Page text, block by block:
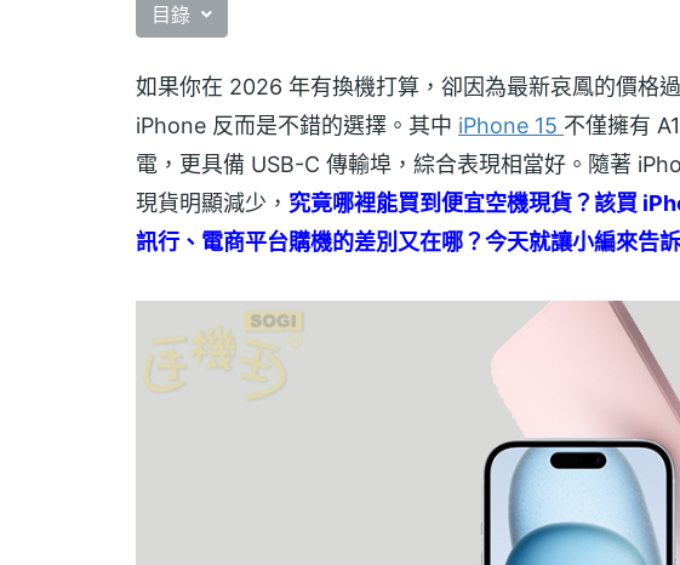
目錄
如果你在 2026 年有換機打算，卻因為最新哀鳳的價格
iPhone 反而是不錯的選擇。其中 iPhone 15 不僅擁有
電，更具備 USB-C 傳輸埠，綜合表現相當好。隨著
現貨明顯減少， 究竟哪裡能買到便宜空機現貨？該買
訊行、電商平台購機的差別又在哪？今天就讓小編來告